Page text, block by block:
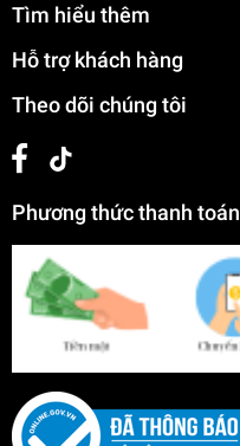
Tìm hiểu thêm
Hỗ trợ khách hàng
Theo dõi chúng tôi
Phương thức thanh toán